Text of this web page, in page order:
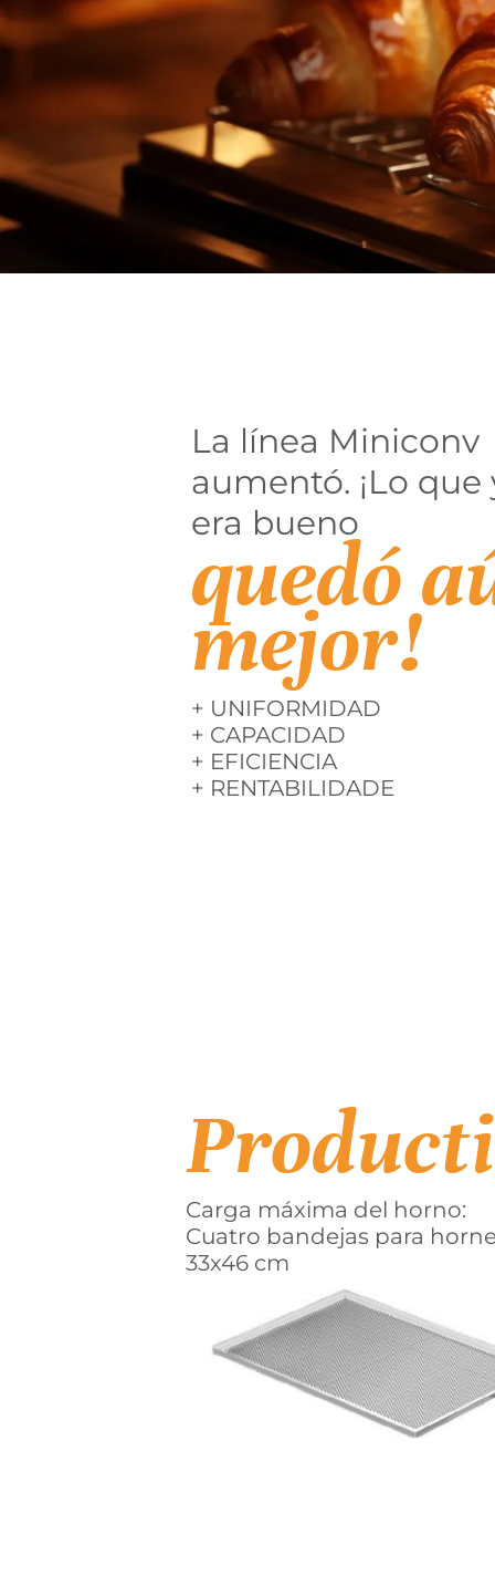
La línea Miniconv
aumentó. ¡Lo que
era bueno
quedó
mejor!
+ UNIFORMIDAD
+ CAPACIDAD
+ EFICIENCIA
+ RENTABILIDADE
Carga máxima del horno:
Cuatro bandejas para
33x46 cm